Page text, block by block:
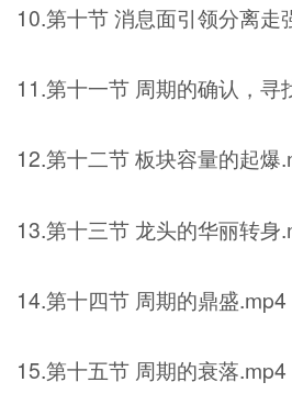
10.第十节 消息面引领分离走
11.第十一节 周期的确认，寻
12.第十二节 板块容量的起爆
13.第十三节 龙头的华丽转身
14.第十四节 周期的鼎盛.mp4
15.第十五节 周期的衰落.mp4